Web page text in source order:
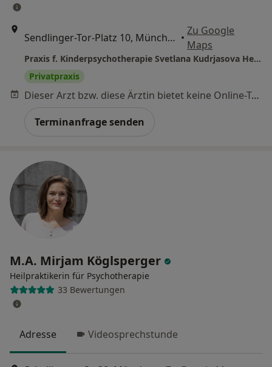
Sendlinger-Tor-Platz 10, München •
Zu Google
Maps
Praxis f. Kinderpsychotherapie Svetlana Kudrjasova Heilprakt. für Psychotherapie
Privatpraxis
Dieser Arzt bzw. diese Ärztin bietet keine Online-Terminbuchung an diesem Standort an.
Terminanfrage senden
M.A. Mirjam Köglsperger
Heilpraktikerin für Psychotherapie
33 Bewertungen
Adresse Videosprechstunde